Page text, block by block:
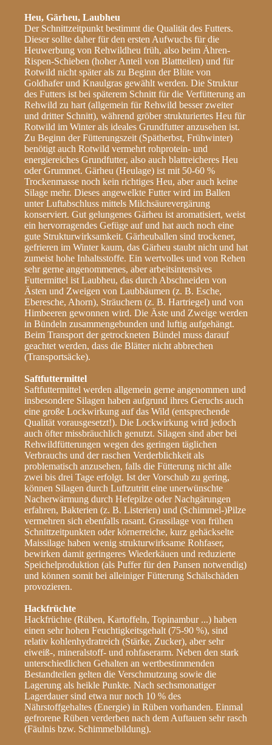
Heu, Gärheu, Laubheu
Der Schnittzeitpunkt bestimmt die Qualität des Futters.
Dieser sollte daher für den ersten Aufwuchs für die
Heuwerbung von Rehwildheu früh, also beim Ähren-
Rispen-Schieben (hoher Anteil von Blattteilen) und für
Rotwild nicht später als zu Beginn der Blüte von
Goldhafer und Knaulgras gewählt werden. Die Struktur
des Futters ist bei späterem Schnitt für die Verfütterung an
Rehwild zu hart (allgemein für Rehwild besser zweiter
und dritter Schnitt), während gröber strukturiertes Heu für
Rotwild im Winter als ideales Grundfutter anzusehen ist.
Zu Beginn der Fütterungszeit (Spätherbst, Frühwinter)
benötigt auch Rotwild vermehrt rohprotein- und
energiereiches Grundfutter, also auch blattreicheres Heu
oder Grummet. Gärheu (Heulage) ist mit 50-60 %
Trockenmasse noch kein richtiges Heu, aber auch keine
Silage mehr. Dieses angewelkte Futter wird im Ballen
unter Luftabschluss mittels Milchsäurevergärung
konserviert. Gut gelungenes Gärheu ist aromatisiert, weist
ein hervorragendes Gefüge auf und hat auch noch eine
gute Strukturwirksamkeit. Gärheuballen sind trockener,
gefrieren im Winter kaum, das Gärheu staubt nicht und hat
zumeist hohe Inhaltsstoffe. Ein wertvolles und von Rehen
sehr gerne angenommenes, aber arbeitsintensives
Futtermittel ist Laubheu, das durch Abschneiden von
Ästen und Zweigen von Laubbäumen (z. B. Esche,
Eberesche, Ahorn), Sträuchern (z. B. Hartriegel) und von
Himbeeren gewonnen wird. Die Äste und Zweige werden
in Bündeln zusammengebunden und luftig aufgehängt.
Beim Transport der getrockneten Bündel muss darauf
geachtet werden, dass die Blätter nicht abbrechen
(Transportsäcke).
Saftfuttermittel
Saftfuttermittel werden allgemein gerne angenommen und
insbesondere Silagen haben aufgrund ihres Geruchs auch
eine große Lockwirkung auf das Wild (entsprechende
Qualität vorausgesetzt!). Die Lockwirkung wird jedoch
auch öfter missbräuchlich genutzt. Silagen sind aber bei
Rehwildfütterungen wegen des geringen täglichen
Verbrauchs und der raschen Verderblichkeit als
problematisch anzusehen, falls die Fütterung nicht alle
zwei bis drei Tage erfolgt. Ist der Vorschub zu gering,
können Silagen durch Luftzutritt eine unerwünschte
Nacherwärmung durch Hefepilze oder Nachgärungen
erfahren, Bakterien (z. B. Listerien) und (Schimmel-)Pilze
vermehren sich ebenfalls rasant. Grassilage von frühen
Schnittzeitpunkten oder körnerreiche, kurz gehäckselte
Maissilage haben wenig strukturwirksame Rohfaser,
bewirken damit geringeres Wiederkäuen und reduzierte
Speichelproduktion (als Puffer für den Pansen notwendig)
und können somit bei alleiniger Fütterung Schälschäden
provozieren.
Hackfrüchte
Hackfrüchte (Rüben, Kartoffeln, Topinambur ...) haben
einen sehr hohen Feuchtigkeitsgehalt (75-90 %), sind
relativ kohlenhydratreich (Stärke, Zucker), aber sehr
eiweiß-, mineralstoff- und rohfaserarm. Neben den stark
unterschiedlichen Gehalten an wertbestimmenden
Bestandteilen gelten die Verschmutzung sowie die
Lagerung als heikle Punkte. Nach sechsmonatiger
Lagerdauer sind etwa nur noch 10 % des
Nährstoffgehaltes (Energie) in Rüben vorhanden. Einmal
gefrorene Rüben verderben nach dem Auftauen sehr rasch
(Fäulnis bzw. Schimmelbildung).